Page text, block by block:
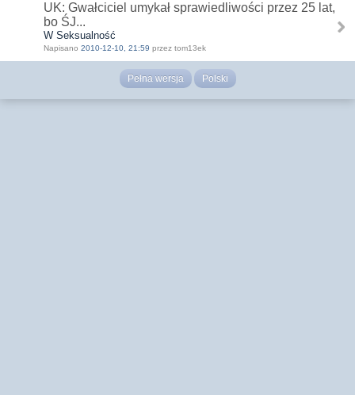
UK: Gwałciciel umykał sprawiedliwości przez 25 lat,
bo ŚJ...
W Seksualność
Napisano 2010-12-10, 21:59 przez tom13ek
Pełna wersja Polski